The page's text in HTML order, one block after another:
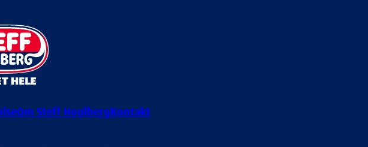
Om Steff HoulbergKontakt